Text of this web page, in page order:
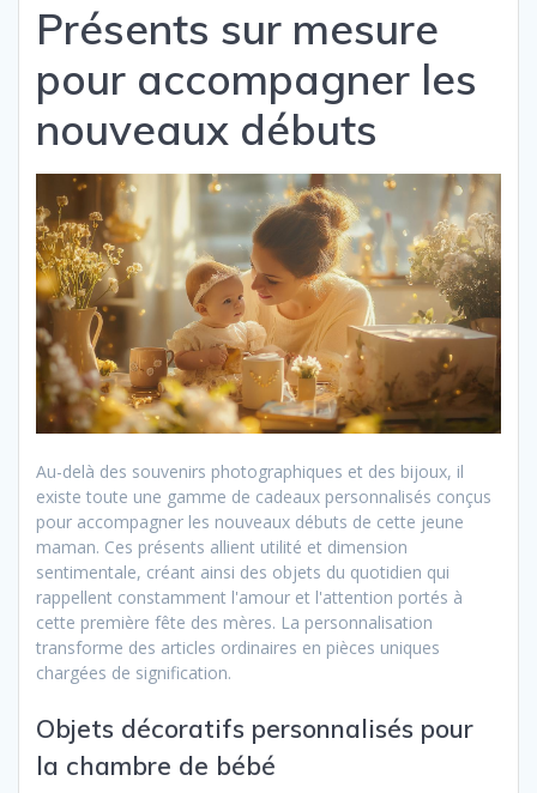
Présents sur mesure
pour accompagner les
nouveaux débuts
Au-delà des souvenirs photographiques et des bijoux, il
existe toute une gamme de cadeaux personnalisés conçus
pour accompagner les nouveaux débuts de cette jeune
maman. Ces présents allient utilité et dimension
sentimentale, créant ainsi des objets du quotidien qui
rappellent constamment l'amour et l'attention portés à
cette première fête des mères. La personnalisation
transforme des articles ordinaires en pièces uniques
chargées de signification.
Objets décoratifs personnalisés pour
la chambre de bébé